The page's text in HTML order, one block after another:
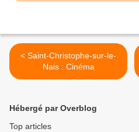
< Saint-Christophe-sur-le-
Nais : Cinéma
Hébergé par Overblog
Top articles